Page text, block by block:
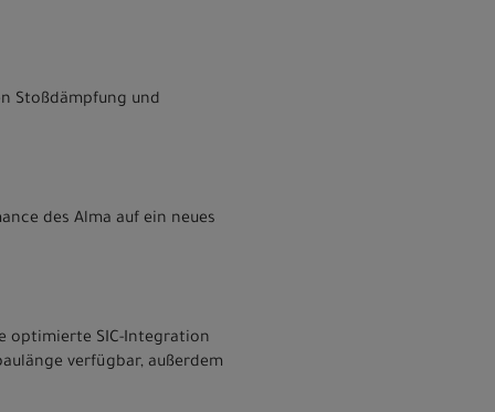
Stoßdämpfung und
des Alma auf ein neues
optimierte SIC-Integration
verfügbar, außerdem